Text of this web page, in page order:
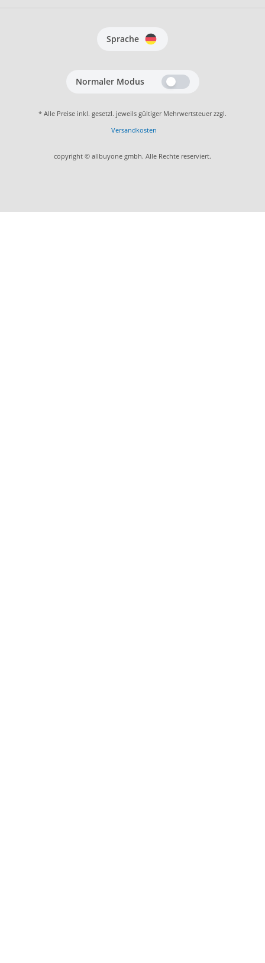
Sprache
Normaler Modus
* Alle Preise inkl. gesetzl. jeweils gültiger Mehrwertsteuer zzgl.
Versandkosten
copyright © allbuyone gmbh. Alle Rechte reserviert.